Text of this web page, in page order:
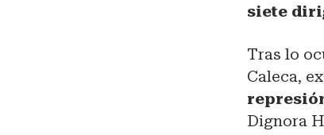
siete
Tras lo
Caleca,
Dignora